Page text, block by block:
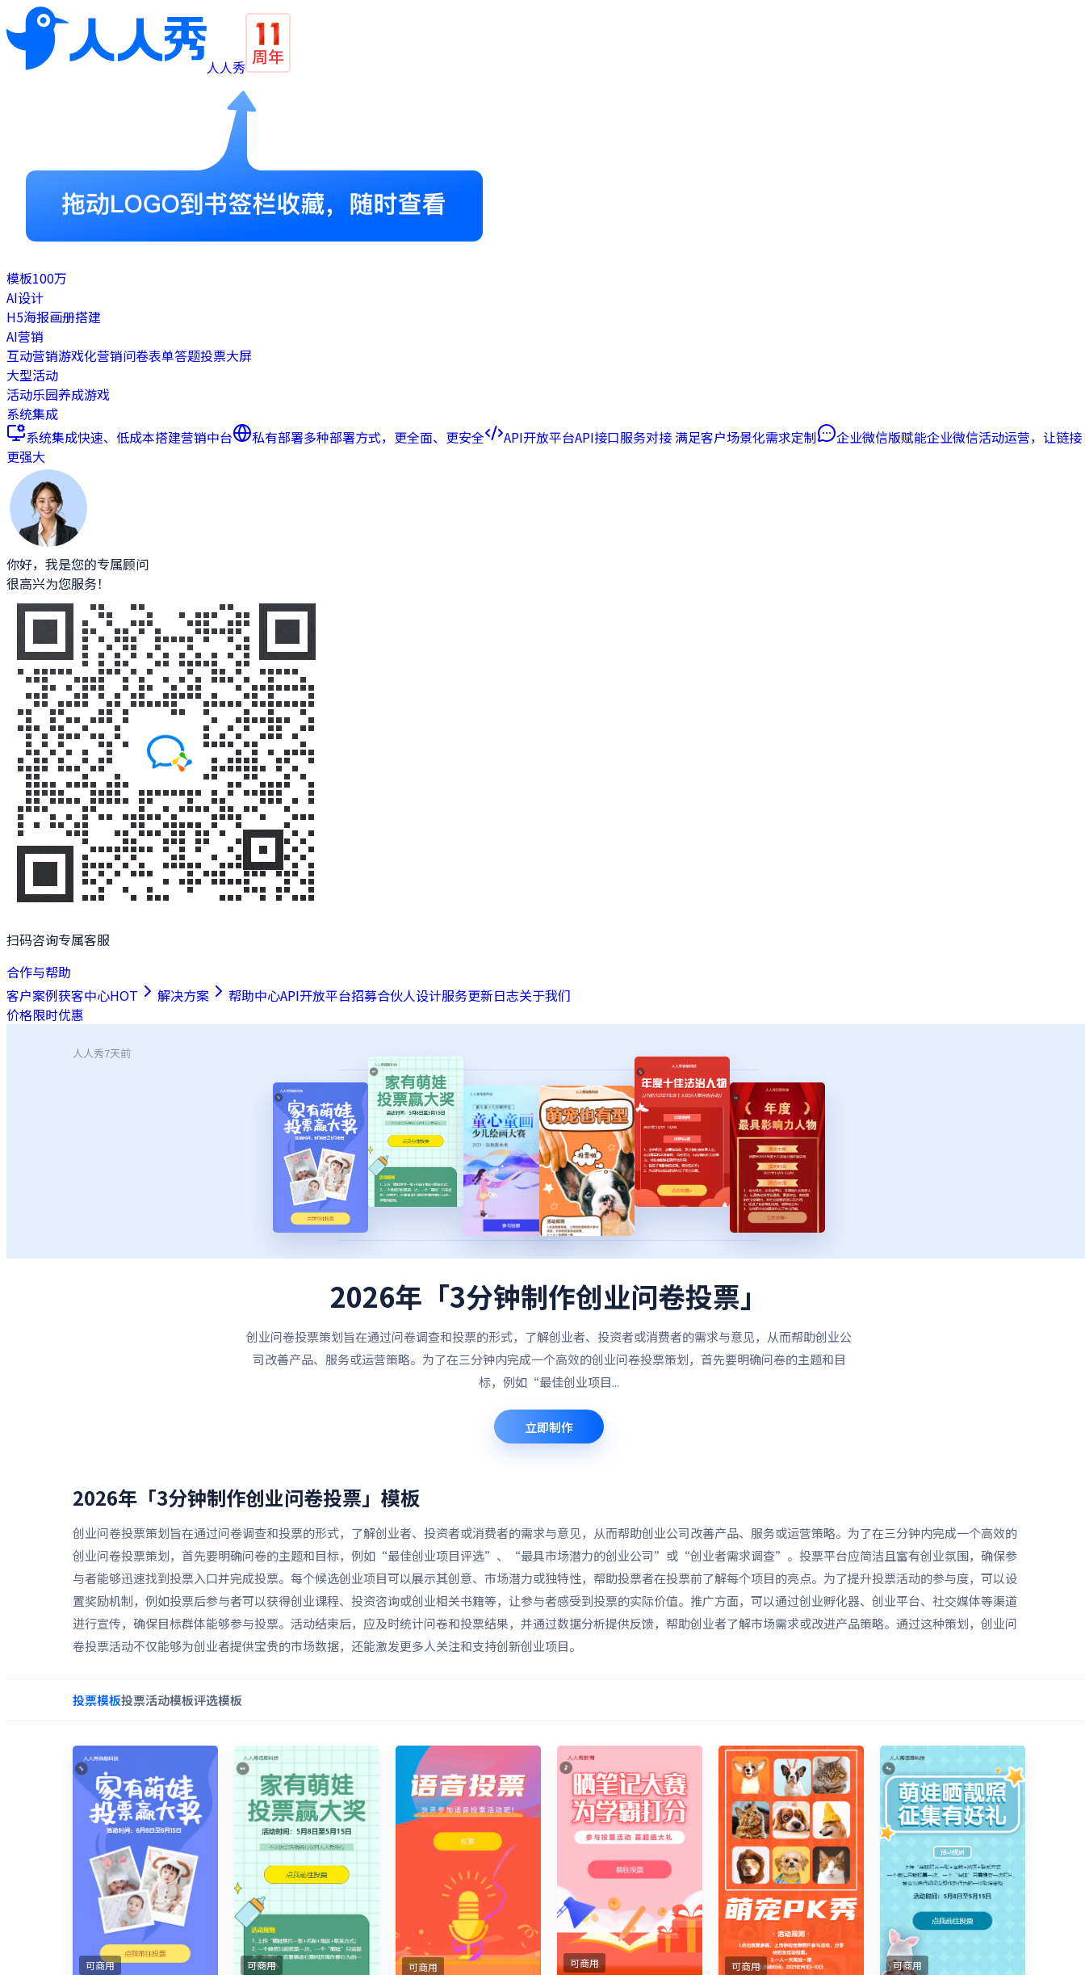
人人秀
模板100万
AI设计
H5海报画册搭建
AI营销
互动营销游戏化营销问卷表单答题投票大屏
大型活动
活动乐园养成游戏
系统集成
系统集成快速、低成本搭建营销中台 私有部署多种部署方式，更全面、更安全 API开放平台API接口服务对接 满足客户场景化需求定制 企业微信版赋能企业微信活动运营，让链接
更强大
你好，我是您的专属顾问
很高兴为您服务！
扫码咨询专属客服
合作与帮助
客户案例获客中心HOT 解决方案 帮助中心API开放平台招募合伙人设计服务更新日志关于我们
价格限时优惠
人人秀7天前
2026年「3分钟制作创业问卷投票」
创业问卷投票策划旨在通过问卷调查和投票的形式，了解创业者、投资者或消费者的需求与意见，从而帮助创业公
司改善产品、服务或运营策略。为了在三分钟内完成一个高效的创业问卷投票策划，首先要明确问卷的主题和目
标，例如“最佳创业项目...
立即制作
2026年「3分钟制作创业问卷投票」 模板
创业问卷投票策划旨在通过问卷调查和投票的形式，了解创业者、投资者或消费者的需求与意见，从而帮助创业公司改善产品、服务或运营策略。为了在三分钟内完成一个高效的
创业问卷投票策划，首先要明确问卷的主题和目标，例如“最佳创业项目评选”、“最具市场潜力的创业公司”或“创业者需求调查”。投票平台应简洁且富有创业氛围，确保参
与者能够迅速找到投票入口并完成投票。每个候选创业项目可以展示其创意、市场潜力或独特性，帮助投票者在投票前了解每个项目的亮点。为了提升投票活动的参与度，可以设
置奖励机制，例如投票后参与者可以获得创业课程、投资咨询或创业相关书籍等，让参与者感受到投票的实际价值。推广方面，可以通过创业孵化器、创业平台、社交媒体等渠道
进行宣传，确保目标群体能够参与投票。活动结束后，应及时统计问卷和投票结果，并通过数据分析提供反馈，帮助创业者了解市场需求或改进产品策略。通过这种策划，创业问
卷投票活动不仅能够为创业者提供宝贵的市场数据，还能激发更多人关注和支持创新创业项目。
投票模板投票活动模板评选模板
可商用 可商用 可商用 可商用 可商用 可商用